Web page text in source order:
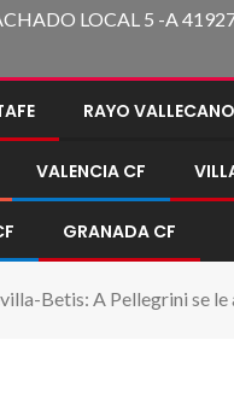
LOCAL 5 -A
RAYO VALLECANO
VALENCIA CF
GRANADA CF
Betis: A Pellegrini se